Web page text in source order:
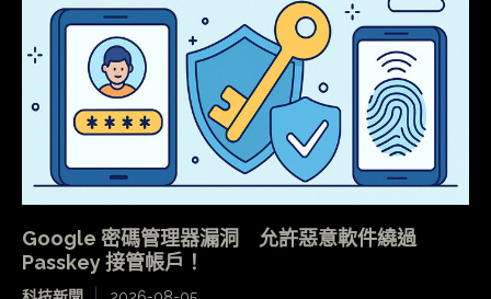
Google 密碼管理器漏洞 允許惡意軟件繞過
Passkey 接管帳戶！